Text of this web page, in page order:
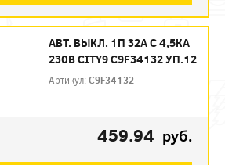
АВТ. ВЫКЛ. 1П 32А С 4,5КА
230В CITY9 C9F34132 УП.12
Артикул:C9F34132
459.94 руб.